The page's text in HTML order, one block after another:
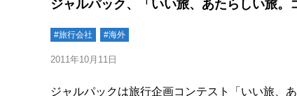
ジャルパック、「いい旅、あたらしい旅。
#旅行会社 #海外
2011年10月11日
ジャルパックは旅行企画コンテスト「いい旅、